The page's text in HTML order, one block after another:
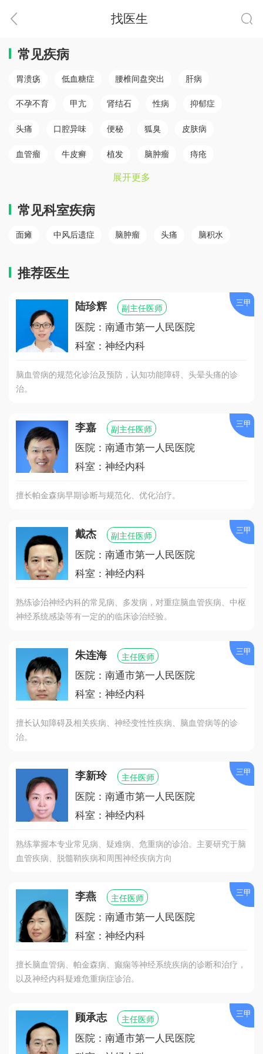
找医生
常见疾病
胃溃疡 低血糖症 腰椎间盘突出 肝病
不孕不育 甲亢 肾结石 性病 抑郁症
头痛 口腔异味 便秘 狐臭 皮肤病
血管瘤 牛皮癣 植发 脑肿瘤 痔疮
脾胃病 乳腺癌
骨质疏松 心肌梗塞（心肌病）
小儿癫痫 胆结石 儿童鼻炎 颈椎病
展开更多
常见科室疾病
面瘫 中风后遗症 脑肿瘤 头痛 脑积水
推荐医生
陆珍辉 副主任医师
医院：南通市第一人民医院
科室：神经内科
脑血管病的规范化诊治及预防，认知功能障碍、头晕头痛的诊
治。
三甲
李嘉 副主任医师
医院：南通市第一人民医院
科室：神经内科
擅长帕金森病早期诊断与规范化、优化治疗。
三甲
戴杰 副主任医师
医院：南通市第一人民医院
科室：神经内科
熟练诊治神经内科的常见病、多发病，对重症脑血管疾病、中枢
神经系统感染等有一定的的临床诊治经验。
三甲
朱连海 主任医师
医院：南通市第一人民医院
科室：神经内科
擅长认知障碍及相关疾病、神经变性性疾病、脑血管病等的诊
治。
三甲
李新玲 主任医师
医院：南通市第一人民医院
科室：神经内科
熟练掌握本专业常见病、疑难病、危重病的诊治。主要研究于脑
血管疾病、脱髓鞘疾病和周围神经疾病方向
三甲
李燕 主任医师
医院：南通市第一人民医院
科室：神经内科
擅长脑血管病、帕金森病、癫痫等神经系统疾病的诊断和治疗，
以及神经内科疑难危重病症诊治。
三甲
顾承志 主任医师
医院：南通市第一人民医院
三甲